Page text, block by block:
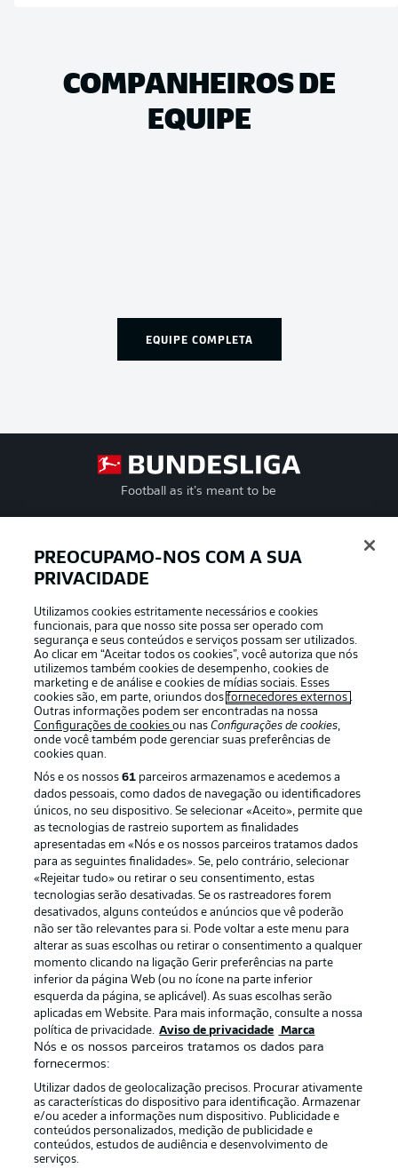
COMPANHEIROS DE
EQUIPE
EQUIPE COMPLETA
Football as it’s meant to be
APLICATIVO DA BUNDESLIGA
Oferecido por
Publicidade Avisos legais
Gerir preferências Aviso de privacidade
Emissoras
Trabalhe conosco Marca
Contato Jogadores
PREOCUPAMO-NOS COM A SUA
PRIVACIDADE
Utilizamos cookies estritamente necessários e cookies
funcionais, para que nosso site possa ser operado com
segurança e seus conteúdos e serviços possam ser utilizados.
Ao clicar em “Aceitar todos os cookies”, você autoriza que nós
utilizemos também cookies de desempenho, cookies de
marketing e de análise e cookies de mídias sociais. Esses
cookies são, em parte, oriundos dosfornecedores externos .
Outras informações podem ser encontradas na nossa
Configurações de cookiesou nasConfigurações de cookies,
onde você também pode gerenciar suas preferências de
cookies quan.
Nós e os nossos61 parceiros armazenamos e acedemos a
dados pessoais, como dados de navegação ou identificadores
únicos, no seu dispositivo. Se selecionar «Aceito», permite que
as tecnologias de rastreio suportem as finalidades
apresentadas em «Nós e os nossos parceiros tratamos dados
para as seguintes finalidades». Se, pelo contrário, selecionar
«Rejeitar tudo» ou retirar o seu consentimento, estas
tecnologias serão desativadas. Se os rastreadores forem
desativados, alguns conteúdos e anúncios que vê poderão
não ser tão relevantes para si. Pode voltar a este menu para
alterar as suas escolhas ou retirar o consentimento a qualquer
momento clicando na ligação Gerir preferências na parte
inferior da página Web (ou no ícone na parte inferior
esquerda da página, se aplicável). As suas escolhas serão
aplicadas em Website. Para mais informação, consulte a nossa
política de privacidade. Aviso de privacidade Marca
Nós e os nossos parceiros tratamos os dados para
fornecermos:
Utilizar dados de geolocalização precisos. Procurar ativamente
as características do dispositivo para identificação. Armazenar
e/ou aceder a informações num dispositivo. Publicidade e
conteúdos personalizados, medição de publicidade e
conteúdos, estudos de audiência e desenvolvimento de
serviços.